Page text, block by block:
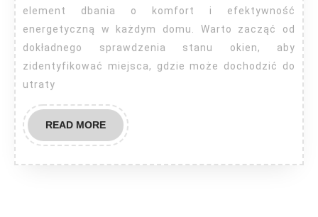
element dbania o komfort i efektywność
energetyczną w każdym domu. Warto zacząć od
dokładnego sprawdzenia stanu okien, aby
zidentyfikować miejsca, gdzie może dochodzić do
utraty
READ MOREREAD
MORE